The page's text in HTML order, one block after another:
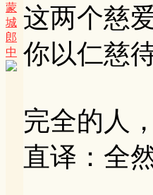
蒙
城
郎
中
这两个慈
你以仁慈
完全的人
直译：全